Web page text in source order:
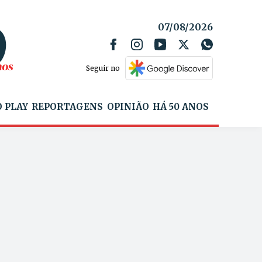
07/08/2026
Seguir no
PLAY REPORTAGENS OPINIÃO HÁ 50 ANOS